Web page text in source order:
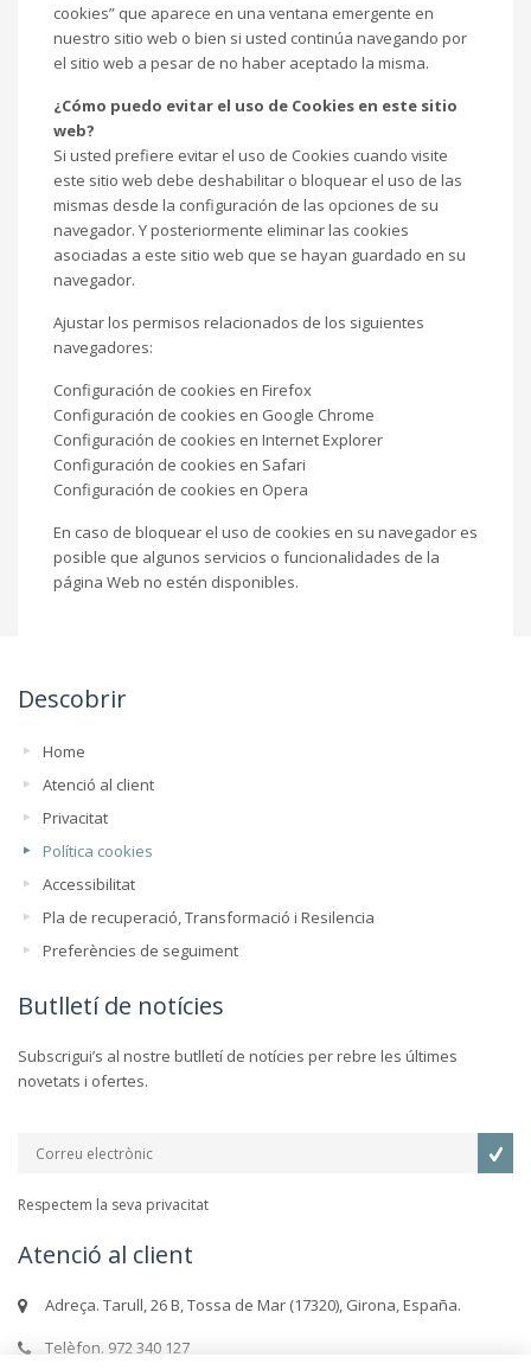
cookies” que aparece en una ventana emergente en
nuestro sitio web o bien si usted continúa navegando por
el sitio web a pesar de no haber aceptado la misma.
¿Cómo puedo evitar el uso de Cookies en este sitio
web?
Si usted prefiere evitar el uso de Cookies cuando visite
este sitio web debe deshabilitar o bloquear el uso de las
mismas desde la configuración de las opciones de su
navegador. Y posteriormente eliminar las cookies
asociadas a este sitio web que se hayan guardado en su
navegador.
Ajustar los permisos relacionados de los siguientes
navegadores:
Configuración de cookies en Firefox
Configuración de cookies en Google Chrome
Configuración de cookies en Internet Explorer
Configuración de cookies en Safari
Configuración de cookies en Opera
En caso de bloquear el uso de cookies en su navegador es
posible que algunos servicios o funcionalidades de la
página Web no estén disponibles.
Descobrir
Home
Atenció al client
Privacitat
Política cookies
Accessibilitat
Pla de recuperació, Transformació i Resilencia
Preferències de seguiment
Butlletí de notícies
Subscrigui’s al nostre butlletí de notícies per rebre les últimes
novetats i ofertes.
Respectem la seva privacitat
Atenció al client
Adreça. Tarull, 26 B, Tossa de Mar (17320), Girona, España.
Telèfon. 972 340 127